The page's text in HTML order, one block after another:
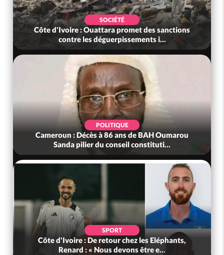
SOCIÉTÉ
Côte d'Ivoire : Ouattara promet des sanctions
contre les déguerpissements i...
POLITIQUE
Cameroun : Décès à 86 ans de BAH Oumarou
Sanda pilier du conseil constituti...
SPORT
Côte d'Ivoire : De retour chez les Eléphants,
Renard : « Nous devons être e...